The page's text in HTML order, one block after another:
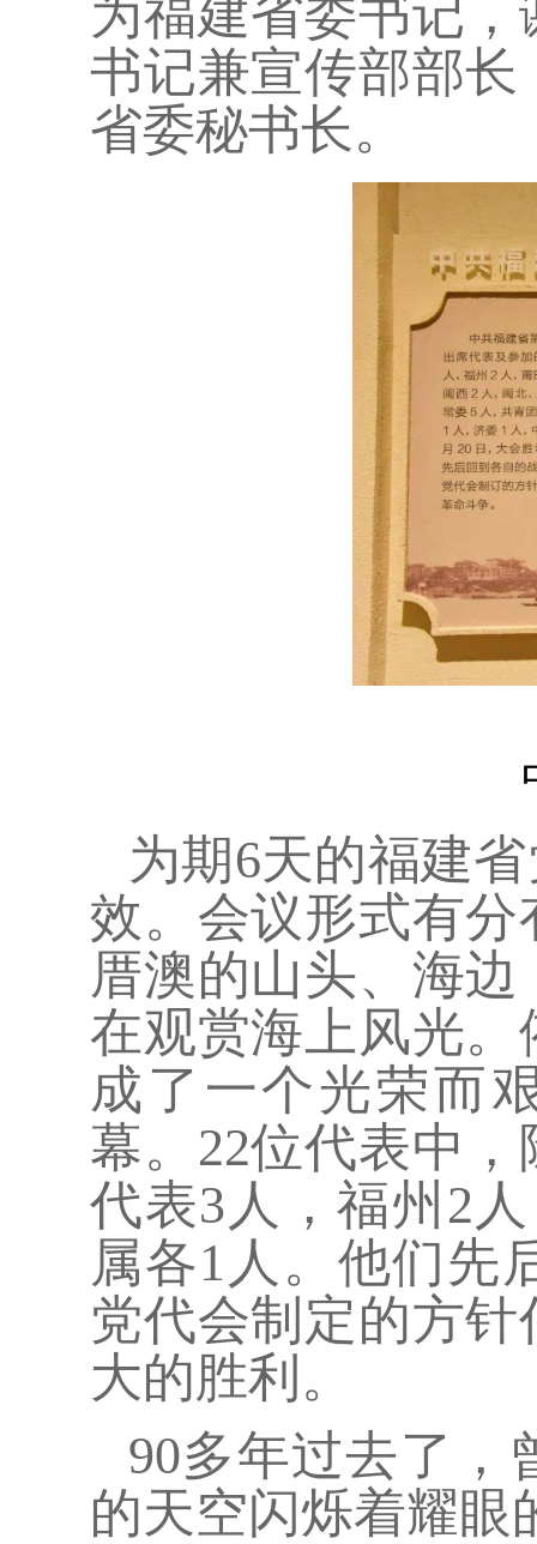
为福建省委书记
书记兼宣传部部
省委秘书长。
中共福建省
为期6天的福建
效。会议形式有
厝澳的山头、海
在观赏海上风光
成了一个光荣而
幕。22位代表中
代表3人，福州2
属各1人。他们先
党代会制定的方
大的胜利。
90多年过去了，
的天空闪烁着耀眼